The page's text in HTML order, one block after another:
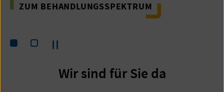
ZUM BEHANDLUNGSSPEKTRUM
SpringeSpringePause
Wir sind für Sie da